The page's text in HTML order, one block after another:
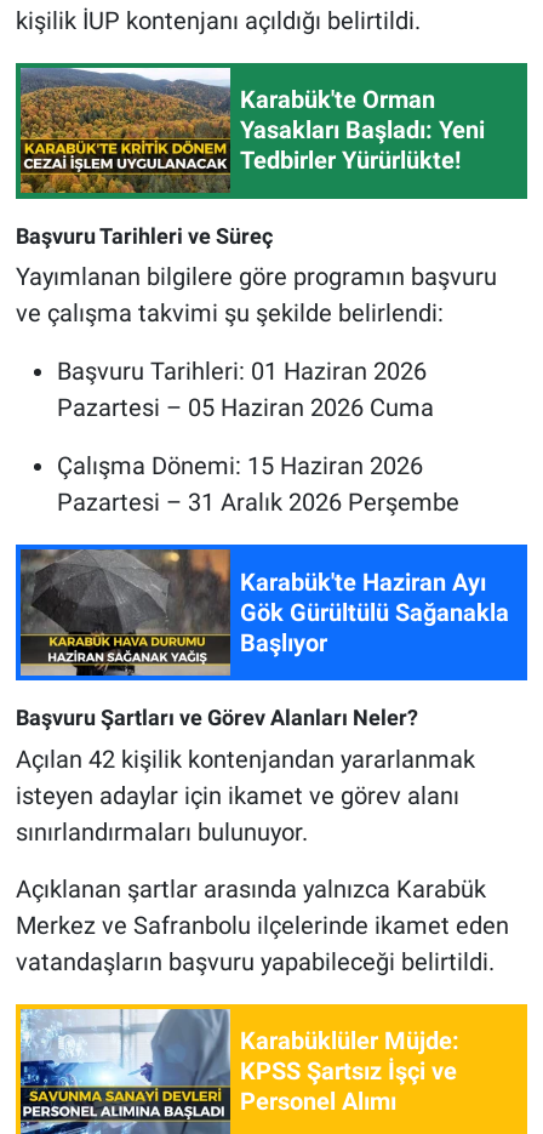
kişilik İUP kontenjanı açıldığı belirtildi.
Karabük'te Orman
Yasakları Başladı: Yeni
Tedbirler Yürürlükte!
Başvuru Tarihleri ve Süreç
Yayımlanan bilgilere göre programın başvuru
ve çalışma takvimi şu şekilde belirlendi:
Başvuru Tarihleri: 01 Haziran 2026
Pazartesi – 05 Haziran 2026 Cuma
Çalışma Dönemi: 15 Haziran 2026
Pazartesi – 31 Aralık 2026 Perşembe
Karabük'te Haziran Ayı
Gök Gürültülü Sağanakla
Başlıyor
Başvuru Şartları ve Görev Alanları Neler?
Açılan 42 kişilik kontenjandan yararlanmak
isteyen adaylar için ikamet ve görev alanı
sınırlandırmaları bulunuyor.
Açıklanan şartlar arasında yalnızca Karabük
Merkez ve Safranbolu ilçelerinde ikamet eden
vatandaşların başvuru yapabileceği belirtildi.
Karabüklüler Müjde:
KPSS Şartsız İşçi ve
Personel Alımı